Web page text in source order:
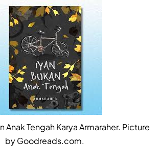
Anak Tengah Karya Armaraher. Picture
by Goodreads.com.